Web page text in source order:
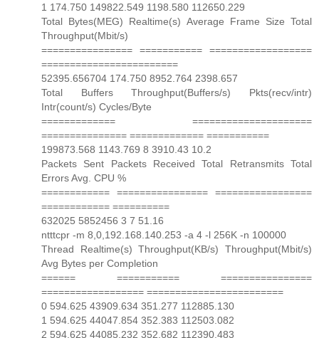
1 174.750 149822.549 1198.580 112650.229
Total Bytes(MEG) Realtime(s) Average Frame Size Total
Throughput(Mbit/s)
================ =========== ==================
========================
52395.656704 174.750 8952.764 2398.657
Total Buffers Throughput(Buffers/s) Pkts(recv/intr)
Intr(count/s) Cycles/Byte
============= =====================
=============== ============= ===========
199873.568 1143.769 8 3910.43 10.2
Packets Sent Packets Received Total Retransmits Total
Errors Avg. CPU %
============ ================ =================
============ ==========
632025 5852456 3 7 51.16
ntttcpr -m 8,0,192.168.140.253 -a 4 -l 256K -n 100000
Thread Realtime(s) Throughput(KB/s) Throughput(Mbit/s)
Avg Bytes per Completion
====== =========== ================
================== ========================
0 594.625 43909.634 351.277 112885.130
1 594.625 44047.854 352.383 112503.082
2 594.625 44085.232 352.682 112390.483